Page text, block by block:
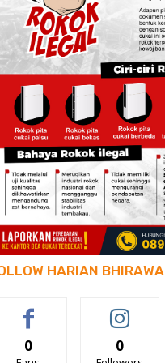
HARIAN BHIRAWA
0 0